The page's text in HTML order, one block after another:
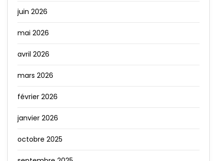
juin 2026
mai 2026
avril 2026
mars 2026
février 2026
janvier 2026
octobre 2025